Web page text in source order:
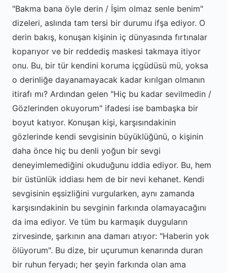
"Bakma bana öyle derin / İşim olmaz senle benim"
dizeleri, aslında tam tersi bir durumu ifşa ediyor. O
derin bakış, konuşan kişinin iç dünyasında fırtınalar
koparıyor ve bir reddediş maskesi takmaya itiyor
onu. Bu, bir tür kendini koruma içgüdüsü mü, yoksa
o derinliğe dayanamayacak kadar kırılgan olmanın
itirafı mı? Ardından gelen "Hiç bu kadar sevilmedin /
Gözlerinden okuyorum" ifadesi ise bambaşka bir
boyut katıyor. Konuşan kişi, karşısındakinin
gözlerinde kendi sevgisinin büyüklüğünü, o kişinin
daha önce hiç bu denli yoğun bir sevgi
deneyimlemediğini okuduğunu iddia ediyor. Bu, hem
bir üstünlük iddiası hem de bir nevi kehanet. Kendi
sevgisinin eşsizliğini vurgularken, aynı zamanda
karşısındakinin bu sevginin farkında olamayacağını
da ima ediyor. Ve tüm bu karmaşık duyguların
zirvesinde, şarkının ana damarı atıyor: "Haberin yok
ölüyorum". Bu dize, bir uçurumun kenarında duran
bir ruhun feryadı; her şeyin farkında olan ama